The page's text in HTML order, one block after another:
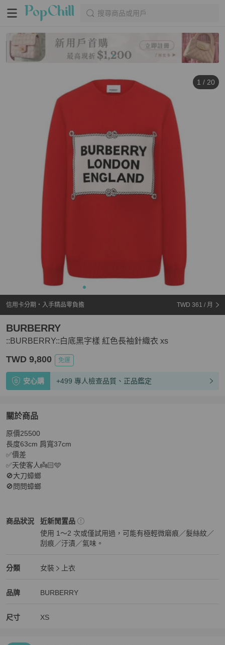
搜尋商品或用戶
1 / 20
信用卡分期・入手精品零負擔 TWD 361 / 月
::BURBERRY::白底黑字樣 紅色長袖針織衣 xs
BURBERRY
TWD 9,800 免運
安心購 +499 專人檢查品質、正品鑑定
關於商品
關於::BURBERRY::白底黑字樣 紅色長袖針織衣 xs
原價25500
長度63cm 肩寬37cm
✅價差
✅天使客人👼🏻🩵
🚫大刀蟑螂
🚫問問蟑螂
商品狀況
BURBERRY女裝商品狀態與細節
近新閒置品
使用 1～2 次或僅試用過，可能有極輕微磨痕／髮絲紋／
刮痕／汙漬／氣味。
分類
BURBERRY女裝分類資訊
女裝
上衣
品牌
BURBERRY精品女裝品牌介紹
BURBERRY
BURBERRY推薦清單
尺寸 XS